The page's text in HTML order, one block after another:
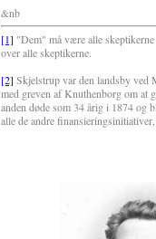
&nb
[1] "Dem" må være alle
over alle skeptikerne.
[2] Skjelstrup var den landsby ved
med greven af Knuthenborg om at
anden døde som 34 årig i 1874 og
alle de andre